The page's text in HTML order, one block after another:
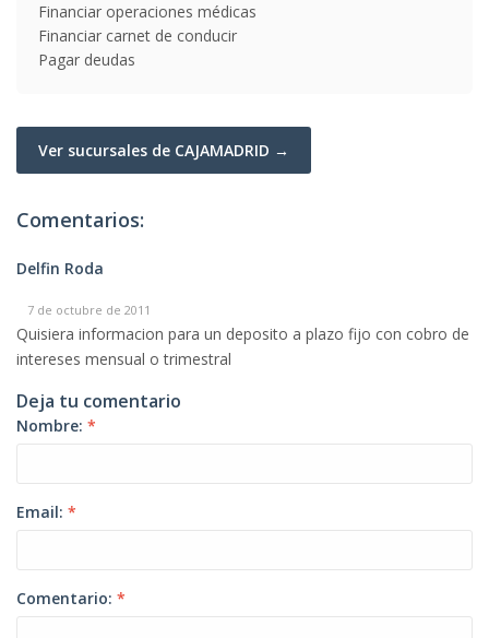
Financiar operaciones médicas
Financiar carnet de conducir
Pagar deudas
Ver sucursales de CAJAMADRID →
Comentarios:
Delfin Roda
7 de octubre de 2011
Quisiera informacion para un deposito a plazo fijo con cobro de
intereses mensual o trimestral
Deja tu comentario
Nombre: *
Email: *
Comentario: *